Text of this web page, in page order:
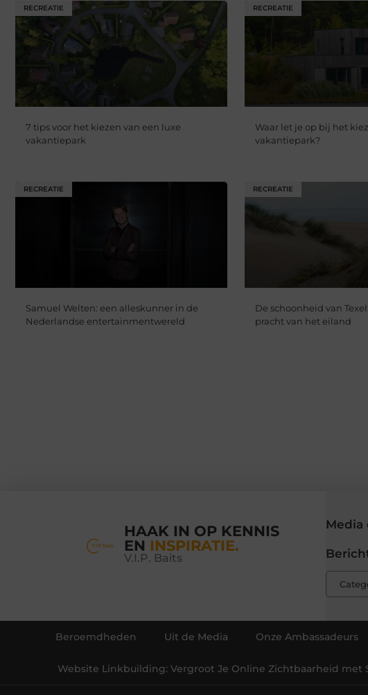
RECREATIE
7 tips voor het kiezen van een luxe
vakantiepark
RECREATIE
Waar let je op bij het
vakantiepark?
RECREATIE
Samuel Welten: een alleskunner in de
Nederlandse entertainmentwereld
RECREATIE
De schoonheid van
pracht van het eiland
HAAK IN OP KENNIS
EN INSPIRATIE.
V.I.P. Baits
Media
Beroemdheden Uit de Media Onze Ambassadeurs
Website Linkbuilding: Vergroot Je Online Zichtbaarheid met